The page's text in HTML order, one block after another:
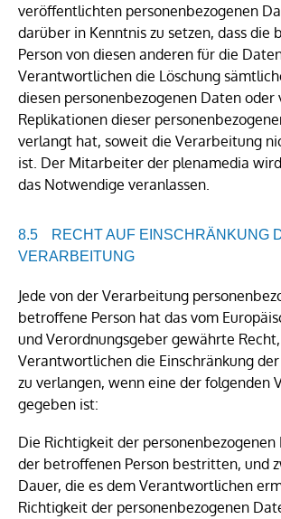
veröffentlichten personenbezogenen
darüber in Kenntnis zu setzen, dass die
Person von diesen anderen für die
Verantwortlichen die Löschung
diesen personenbezogenen Daten oder
Replikationen dieser
verlangt hat, soweit die Verarbeitung
ist. Der Mitarbeiter der plenamedia
das Notwendige veranlassen.
RECHT AUF EINSCHRÄNKUNG
VERARBEITUNG
Jede von der Verarbeitung
betroffene Person hat das vom
und Verordnungsgeber gewährte
Verantwortlichen die Einschränkung
zu verlangen, wenn eine der folgenden
gegeben ist:
Die Richtigkeit der
der betroffenen Person bestritten, und
Dauer, die es dem Verantwortlichen
Richtigkeit der personenbezogenen